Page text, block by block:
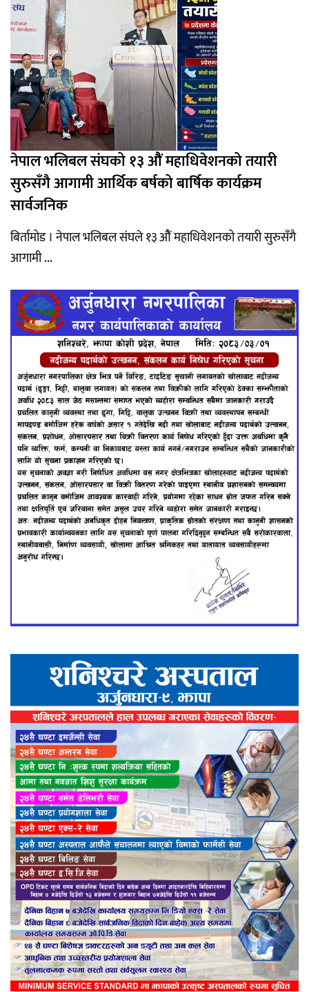
नेपाल भलिबल संघको १३ औैं महाधिवेशनको तयारी
सुरुसँगै आगामी आर्थिक बर्षको बार्षिक कार्यक्रम
सार्वजनिक
बिर्तामोड । नेपाल भलिबल संघले १३ औैं महाधिवेशनको तयारी सुरुसँगै
आगामी ...